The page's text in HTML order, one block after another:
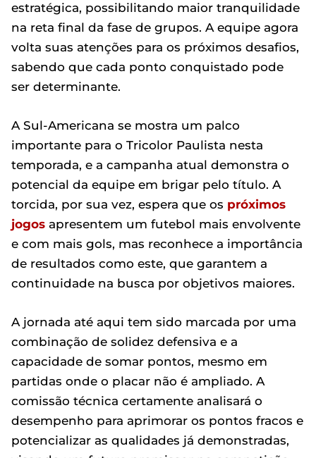
estratégica, possibilitando maior tranquilidade
na reta final da fase de grupos. A equipe agora
volta suas atenções para os próximos desafios,
sabendo que cada ponto conquistado pode
ser determinante.
A Sul-Americana se mostra um palco
importante para o Tricolor Paulista nesta
temporada, e a campanha atual demonstra o
potencial da equipe em brigar pelo título. A
torcida, por sua vez, espera que os próximos
jogos apresentem um futebol mais envolvente
e com mais gols, mas reconhece a importância
de resultados como este, que garantem a
continuidade na busca por objetivos maiores.
A jornada até aqui tem sido marcada por uma
combinação de solidez defensiva e a
capacidade de somar pontos, mesmo em
partidas onde o placar não é ampliado. A
comissão técnica certamente analisará o
desempenho para aprimorar os pontos fracos e
potencializar as qualidades já demonstradas,